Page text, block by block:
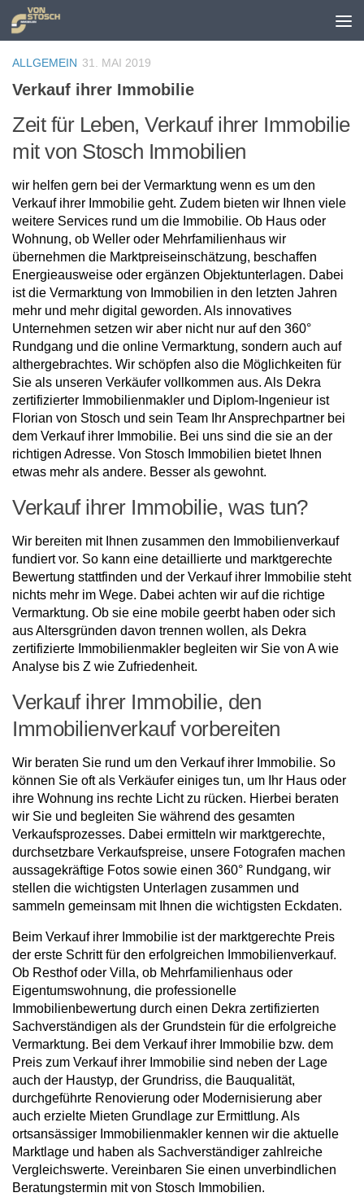
Zum Inhalt springen
ALLGEMEIN 31. MAI 2019
Verkauf ihrer Immobilie
Zeit für Leben, Verkauf ihrer Immobilie
mit von Stosch Immobilien
wir helfen gern bei der Vermarktung wenn es um den
Verkauf ihrer Immobilie geht. Zudem bieten wir Ihnen viele
weitere Services rund um die Immobilie. Ob Haus oder
Wohnung, ob Weller oder Mehrfamilienhaus wir
übernehmen die Marktpreiseinschätzung, beschaffen
Energieausweise oder ergänzen Objektunterlagen. Dabei
ist die Vermarktung von Immobilien in den letzten Jahren
mehr und mehr digital geworden. Als innovatives
Unternehmen setzen wir aber nicht nur auf den 360°
Rundgang und die online Vermarktung, sondern auch auf
althergebrachtes. Wir schöpfen also die Möglichkeiten für
Sie als unseren Verkäufer vollkommen aus. Als Dekra
zertifizierter Immobilienmakler und Diplom-Ingenieur ist
Florian von Stosch und sein Team Ihr Ansprechpartner bei
dem Verkauf ihrer Immobilie. Bei uns sind die sie an der
richtigen Adresse. Von Stosch Immobilien bietet Ihnen
etwas mehr als andere. Besser als gewohnt.
Verkauf ihrer Immobilie, was tun?
Wir bereiten mit Ihnen zusammen den Immobilienverkauf
fundiert vor. So kann eine detaillierte und marktgerechte
Bewertung stattfinden und der Verkauf ihrer Immobilie steht
nichts mehr im Wege. Dabei achten wir auf die richtige
Vermarktung. Ob sie eine mobile geerbt haben oder sich
aus Altersgründen davon trennen wollen, als Dekra
zertifizierte Immobilienmakler begleiten wir Sie von A wie
Analyse bis Z wie Zufriedenheit.
Verkauf ihrer Immobilie, den
Immobilienverkauf vorbereiten
Wir beraten Sie rund um den Verkauf ihrer Immobilie. So
können Sie oft als Verkäufer einiges tun, um Ihr Haus oder
ihre Wohnung ins rechte Licht zu rücken. Hierbei beraten
wir Sie und begleiten Sie während des gesamten
Verkaufsprozesses. Dabei ermitteln wir marktgerechte,
durchsetzbare Verkaufspreise, unsere Fotografen machen
aussagekräftige Fotos sowie einen 360° Rundgang, wir
stellen die wichtigsten Unterlagen zusammen und
sammeln gemeinsam mit Ihnen die wichtigsten Eckdaten.
Beim Verkauf ihrer Immobilie ist der marktgerechte Preis
der erste Schritt für den erfolgreichen Immobilienverkauf.
Ob Resthof oder Villa, ob Mehrfamilienhaus oder
Eigentumswohnung, die professionelle
Immobilienbewertung durch einen Dekra zertifizierten
Sachverständigen als der Grundstein für die erfolgreiche
Vermarktung. Bei dem Verkauf ihrer Immobilie bzw. dem
Preis zum Verkauf ihrer Immobilie sind neben der Lage
auch der Haustyp, der Grundriss, die Bauqualität,
durchgeführte Renovierung oder Modernisierung aber
auch erzielte Mieten Grundlage zur Ermittlung. Als
ortsansässiger Immobilienmakler kennen wir die aktuelle
Marktlage und haben als Sachverständiger zahlreiche
Vergleichswerte. Vereinbaren Sie einen unverbindlichen
Beratungstermin mit von Stosch Immobilien.